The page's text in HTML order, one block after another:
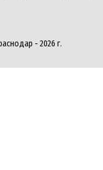
- 2026 г.